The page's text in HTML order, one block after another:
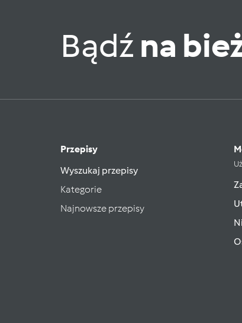
Bądź na
Przepisy
Wyszukaj przepisy
Kategorie
Najnowsze przepisy